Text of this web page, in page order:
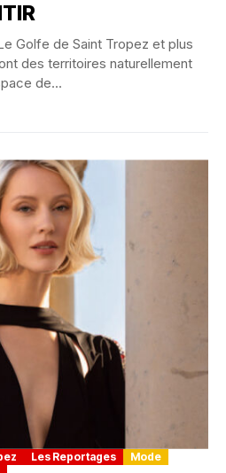
Golfe de Saint Tropez et plus
des territoires naturellement
de...
Les Reportages
Mode